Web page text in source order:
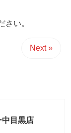
さい。
Next »
中目黒店